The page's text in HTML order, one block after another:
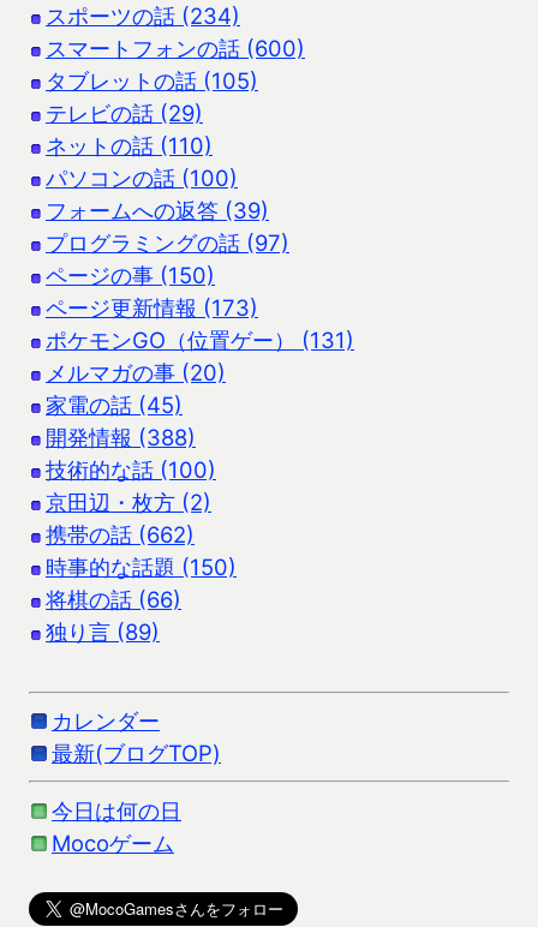
スポーツの話 (234)
スマートフォンの話 (600)
タブレットの話 (105)
テレビの話 (29)
ネットの話 (110)
パソコンの話 (100)
フォームへの返答 (39)
プログラミングの話 (97)
ページの事 (150)
ページ更新情報 (173)
ポケモンGO（位置ゲー） (131)
メルマガの事 (20)
家電の話 (45)
開発情報 (388)
技術的な話 (100)
京田辺・枚方 (2)
携帯の話 (662)
時事的な話題 (150)
将棋の話 (66)
独り言 (89)
カレンダー
最新(ブログTOP)
今日は何の日
Mocoゲーム